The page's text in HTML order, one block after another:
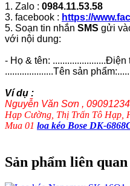
1. Zalo : 0984.11.53.58
3. facebook : https://
5. Soạn tin nhắn SMS gửi
với nội dung:
- Họ & tên: ......................Điện
....................Tên sản
Ví dụ :
Nguyễn Văn Sơn ,
Hạp Cường, Thị Trấn Tô Hạp,
Mua 01 loa kéo Bose DK-
Sản phẩm liên quan